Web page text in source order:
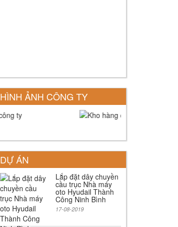
HÌNH ẢNH CÔNG TY
DỰ ÁN
Lắp đặt dây chuyền
cầu trục Nhà máy
oto Hyudail Thành
Công Ninh Bình
17-08-2019